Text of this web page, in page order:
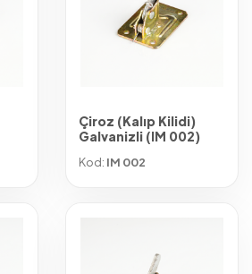
Çiroz (Kalıp Kilidi)
Galvanizli (IM 002)
Kod: IM 002